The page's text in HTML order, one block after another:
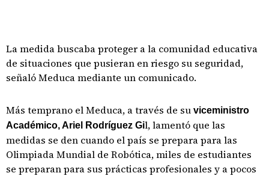
La medida buscaba proteger a la comunidad educativa
de situaciones que pusieran en riesgo su seguridad,
señaló Meduca mediante un comunicado.
Más temprano el Meduca, a través de su viceministro
Académico, Ariel Rodríguez Gil, lamentó que las
medidas se den cuando el país se prepara para las
Olimpiada Mundial de Robótica, miles de estudiantes
se preparan para sus prácticas profesionales y a pocos